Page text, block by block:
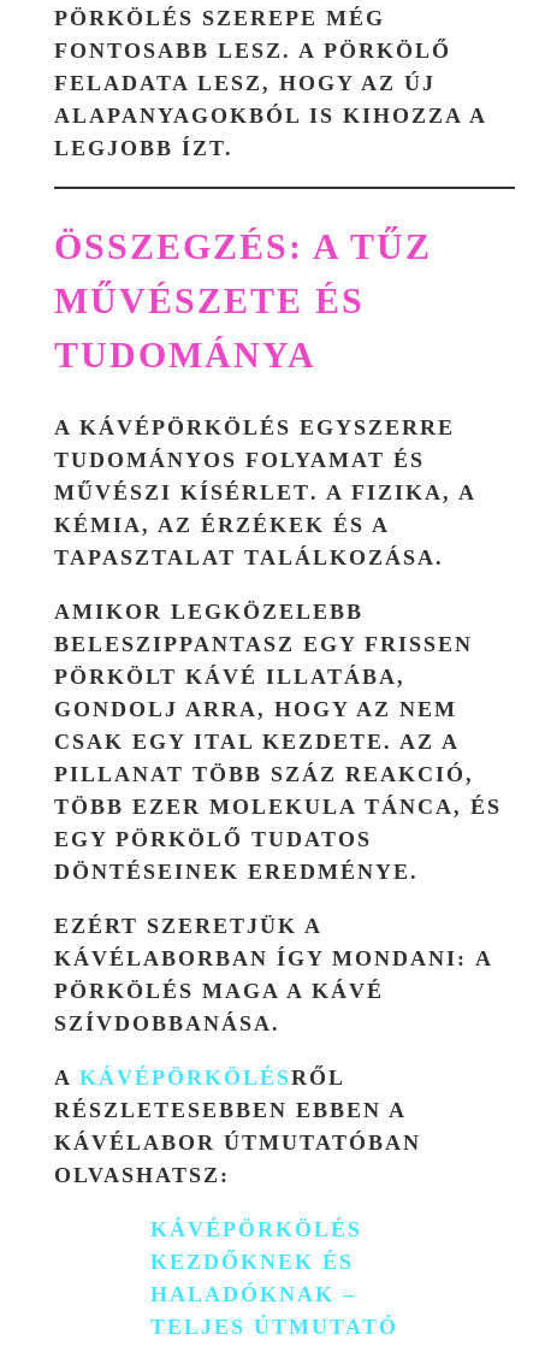
PÖRKÖLÉS SZEREPE MÉG
FONTOSABB LESZ. A PÖRKÖLŐ
FELADATA LESZ, HOGY AZ ÚJ
ALAPANYAGOKBÓL IS KIHOZZA A
LEGJOBB ÍZT.
ÖSSZEGZÉS: A TŰZ
MŰVÉSZETE ÉS
TUDOMÁNYA
A KÁVÉPÖRKÖLÉS EGYSZERRE
TUDOMÁNYOS FOLYAMAT ÉS
MŰVÉSZI KÍSÉRLET. A FIZIKA, A
KÉMIA, AZ ÉRZÉKEK ÉS A
TAPASZTALAT TALÁLKOZÁSA.
AMIKOR LEGKÖZELEBB
BELESZIPPANTASZ EGY FRISSEN
PÖRKÖLT KÁVÉ ILLATÁBA,
GONDOLJ ARRA, HOGY AZ NEM
CSAK EGY ITAL KEZDETE. AZ A
PILLANAT TÖBB SZÁZ REAKCIÓ,
TÖBB EZER MOLEKULA TÁNCA, ÉS
EGY PÖRKÖLŐ TUDATOS
DÖNTÉSEINEK EREDMÉNYE.
EZÉRT SZERETJÜK A
KÁVÉLABORBAN ÍGY MONDANI: A
PÖRKÖLÉS MAGA A KÁVÉ
SZÍVDOBBANÁSA.
A KÁVÉPÖRKÖLÉSRŐL
RÉSZLETESEBBEN EBBEN A
KÁVÉLABOR ÚTMUTATÓBAN
OLVASHATSZ :
KÁVÉPÖRKÖLÉS
KEZDŐKNEK ÉS
HALADÓKNAK –
TELJES ÚTMUTATÓ